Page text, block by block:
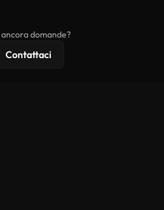
ancora domande?
Contattaci